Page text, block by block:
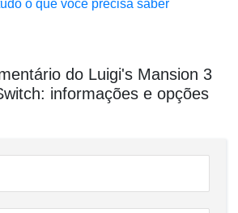
o que você precisa saber
do Luigi's Mansion 3
informações e opções